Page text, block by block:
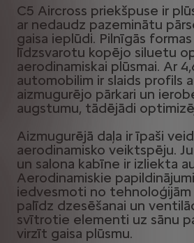
C5 Aircross priekšpuse ir
ar nedaudz pazeminātu
gaisa ieplūdi. Pilnīgās
līdzsvarotu kopējo siluetu
aerodinamiskai plūsmai. Ar
automobilim ir slaids profils
aizmugurējo pārkari un
augstumu, tādējādi
Aizmugurējā daļa ir īpaši
aerodinamisko veiktspēju.
un salona kabīne ir izliekta
Aerodinamiskie
iedvesmoti no tehnoloģijām
palīdz dzesēšanai un
svītrotie elementi uz sānu
virzīt gaisa plūsmu.